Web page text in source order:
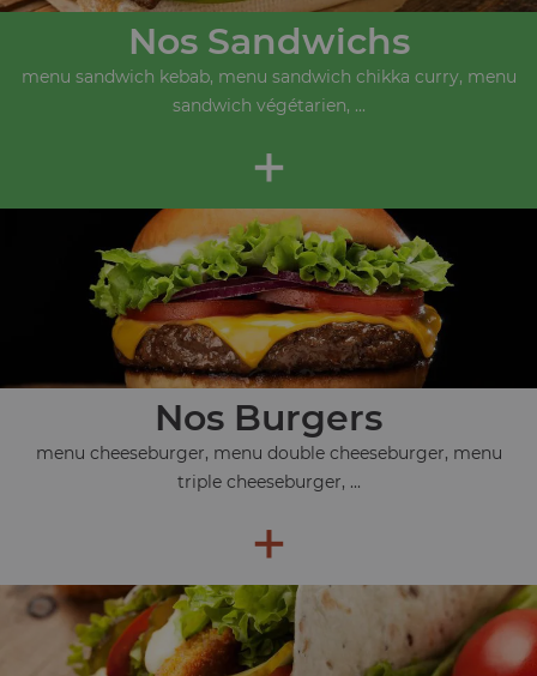
Nos Sandwichs
menu sandwich kebab, menu sandwich chikka curry, menu
sandwich végétarien, ...
+
Nos Burgers
menu cheeseburger, menu double cheeseburger, menu
triple cheeseburger, ...
+